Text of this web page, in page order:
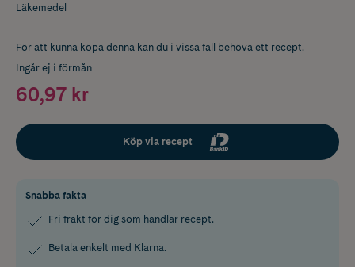
Läkemedel
För att kunna köpa denna kan du i vissa fall behöva ett recept.
Ingår ej i förmån
60,97 kr
Köp via recept
Snabba fakta
Fri frakt för dig som handlar recept.
Betala enkelt med Klarna.